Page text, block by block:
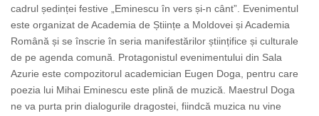
cadrul ședinței festive „Eminescu în vers și-n cânt”. Evenimentul
este organizat de Academia de Științe a Moldovei și Academia
Română și se înscrie în seria manifestărilor științifice și culturale
de pe agenda comună. Protagonistul evenimentului din Sala
Azurie este compozitorul academician Eugen Doga, pentru care
poezia lui Mihai Eminescu este plină de muzică. Maestrul Doga
ne va purta prin dialogurile dragostei, fiindcă muzica nu vine